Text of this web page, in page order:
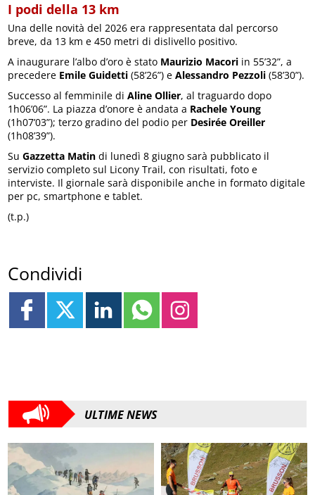
I podi della 13 km
Una delle novità del 2026 era rappresentata dal percorso
breve, da 13 km e 450 metri di dislivello positivo.
A inaugurare l’albo d’oro è stato Maurizio Macori in 55’32”, a
precedere Emile Guidetti (58’26”) eAlessandro Pezzoli (58’30”).
Successo al femminile diAline Ollier, al traguardo dopo
1h06’06”. La piazza d’onore è andata a Rachele Young
(1h07’03”); terzo gradino del podio per Desirée Oreiller
(1h08’39”).
SuGazzetta Matin di lunedì 8 giugno sarà pubblicato il
servizio completo sul Licony Trail, con risultati, foto e
interviste. Il giornale sarà disponibile anche in formato digitale
per pc, smartphone e tablet.
(t.p.)
Condividi
ULTIME NEWS